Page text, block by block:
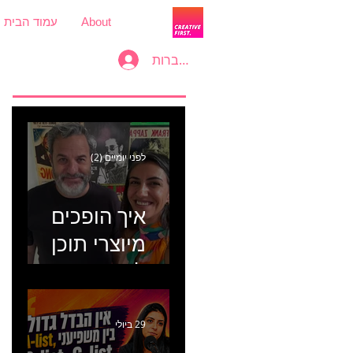
עמוד הבית About
להתחברות
איך הופכים
מיוצרי תוכן
למכונת
קמפיינים? פרק
446 עם יערה
לפני יומיים (2)
29 ביולי